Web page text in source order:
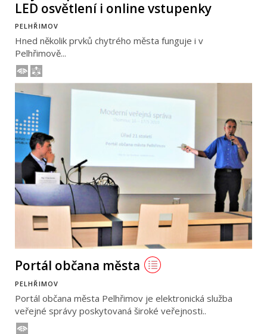
LED osvětlení i online vstupenky
PELHŘIMOV
Hned několik prvků chytrého města funguje i v
Pelhřimově...
Portál občana města
PELHŘIMOV
Portál občana města Pelhřimov je elektronická služba
veřejné správy poskytovaná široké veřejnosti..